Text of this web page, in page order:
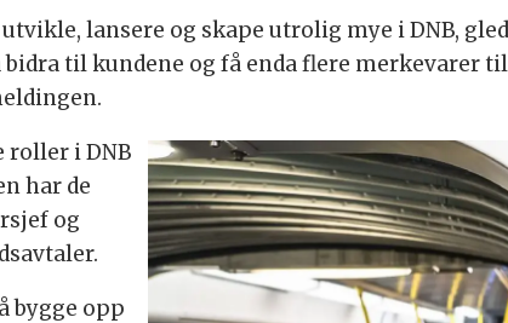
lansere og skape utrolig mye i DNB,
til kundene og få enda flere merkevarer
roller i DNB
har de
og
bygge opp